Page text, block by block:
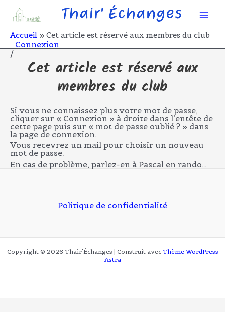
contenu
Accueil Cet article est réservé aux membres du club
Connexion
/
Cet article est réservé aux
membres du club
Si vous ne connaissez plus votre mot de passe,
cliquer sur « Connexion » à droite dans l’entête de
cette page puis sur « mot de passe oublié ? » dans
la page de connexion.
Vous recevrez un mail pour choisir un nouveau
mot de passe.
En cas de problème, parlez-en à Pascal en rando…
Politique de confidentialité
Copyright © 2026 Thair'Échanges | Construit avec Thème WordPress
Astra